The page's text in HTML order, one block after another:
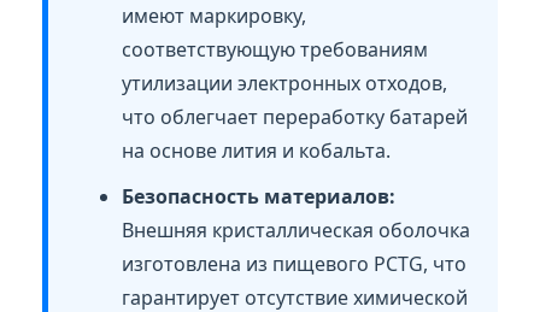
имеют маркировку,
соответствующую требованиям
утилизации электронных отходов,
что облегчает переработку батарей
на основе лития и кобальта.
Безопасность материалов:
Внешняя кристаллическая оболочка
изготовлена из пищевого PCTG, что
гарантирует отсутствие химической